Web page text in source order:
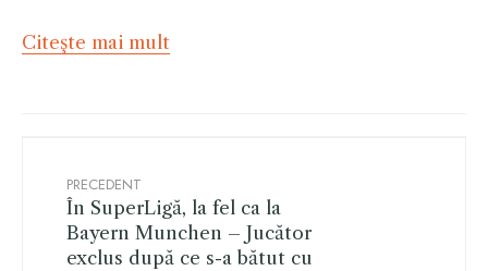
Citeşte mai mult
PRECEDENT
În SuperLigă, la fel ca la
Bayern Munchen – Jucător
exclus după ce s-a bătut cu